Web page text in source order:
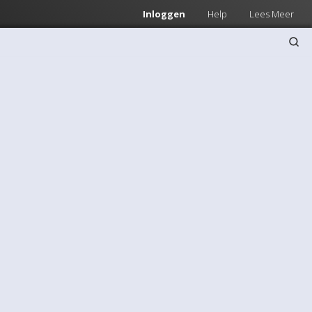
Inloggen Help Lees Meer